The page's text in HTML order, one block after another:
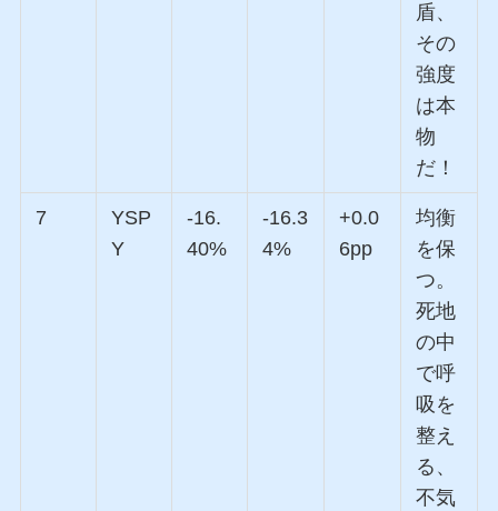
盾、
その
強度
は本
物
だ！
7
YSP
Y
-16.
40%
-16.3
4%
+0.0
6pp
均衡
を保
つ。
死地
の中
で呼
吸を
整え
る、
不気